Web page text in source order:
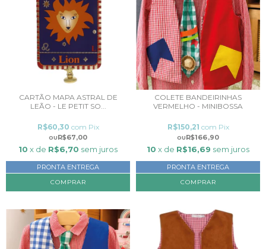
CARTÃO MAPA ASTRAL DE
LEÃO - LE PETIT SO...
R$67,00
R$60,30 com Pix
10 x de R$6,70 sem juros
PRONTA ENTREGA
COLETE BANDEIRINHAS
VERMELHO - MINIBOSSA
R$166,90
R$150,21 com Pix
10 x de R$16,69 sem juros
PRONTA ENTREGA